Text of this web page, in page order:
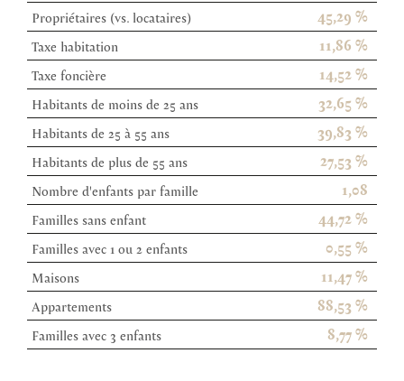
Propriétaires (vs. locataires) 45,29 %
Taxe habitation 11,86 %
Taxe foncière 14,52 %
Habitants de moins de 25 ans 32,65 %
Habitants de 25 à 55 ans 39,83 %
Habitants de plus de 55 ans 27,53 %
Nombre d'enfants par famille 1,08
Familles sans enfant 44,72 %
Familles avec 1 ou 2 enfants 0,55 %
Maisons 11,47 %
Appartements 88,53 %
Familles avec 3 enfants 8,77 %